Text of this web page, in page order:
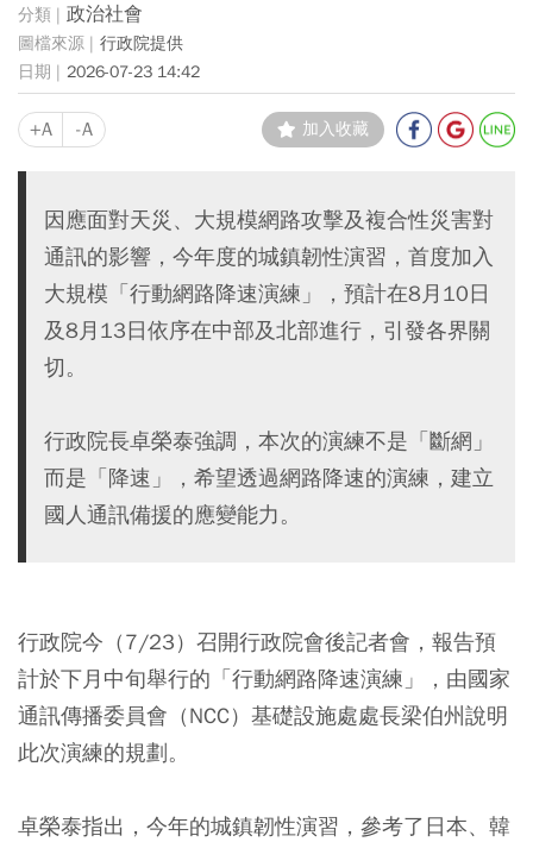
政治社會
行政院提供
2026-07-23 14:42
+A -A 加入收藏
因應面對天災、大規模網路攻擊及複合性災害對
通訊的影響，今年度的城鎮韌性演習，首度加入
大規模「行動網路降速演練」，預計在8月10日
及8月13日依序在中部及北部進行，引發各界關
切。
行政院長卓榮泰強調，本次的演練不是「斷網」
而是「降速」，希望透過網路降速的演練，建立
國人通訊備援的應變能力。
行政院今（7/23）召開行政院會後記者會，報告預
計於下月中旬舉行的「行動網路降速演練」，由國家
通訊傳播委員會（NCC）基礎設施處處長梁伯州說明
此次演練的規劃。
卓榮泰指出，今年的城鎮韌性演習，參考了日本、韓